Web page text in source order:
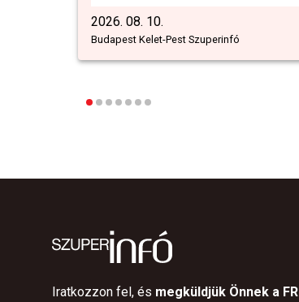
2026. 08. 10.
Budapest Kelet-Pest Szuperinfó
Iratkozzon fel, és megküldjük Önnek a